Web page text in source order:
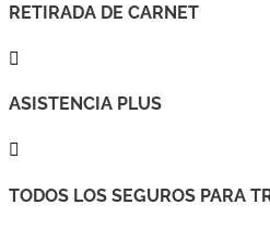
RETIRADA DE CARNET

ASISTENCIA PLUS

TODOS LOS SEGUROS PARA